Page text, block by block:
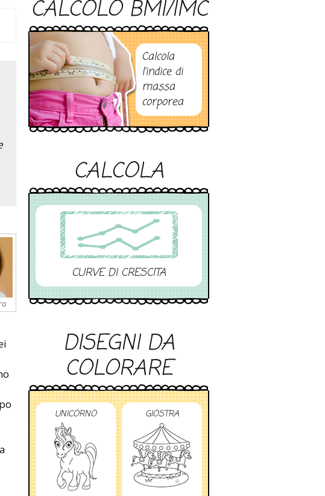
CALCOLO BMI/IMC
Calcola
l’indice di
massa
corporea
CALCOLA
CURVE DI CRESCITA
DISEGNI DA
COLORARE
UNICORNO GIOSTRA